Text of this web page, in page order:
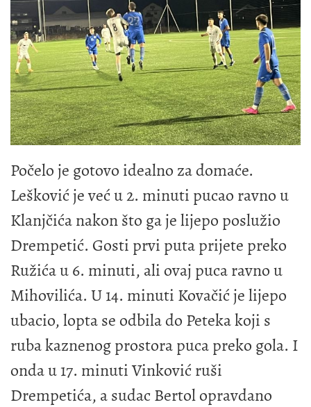
Počelo je gotovo idealno za domaće.
Lešković je već u 2. minuti pucao ravno u
Klanjčića nakon što ga je lijepo poslužio
Drempetić. Gosti prvi puta prijete preko
Ružića u 6. minuti, ali ovaj puca ravno u
Mihovilića. U 14. minuti Kovačić je lijepo
ubacio, lopta se odbila do Peteka koji s
ruba kaznenog prostora puca preko gola. I
onda u 17. minuti Vinković ruši
Drempetića, a sudac Bertol opravdano